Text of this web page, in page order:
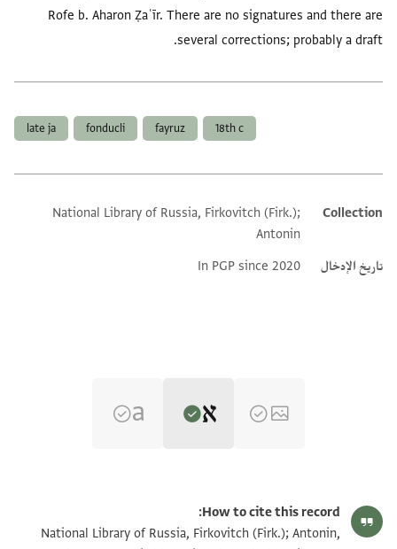
Rofe b. Aharon Ẓaʿīr. There are no signatures and there are
several corrections; probably a draft.
18th c
fayruz
fonducli
late ja
Additional metadata
Collection
National Library of Russia, Firkovitch (Firk.);
Antonin
تاريخ الإدخال
In PGP since 2020
Matthew Dudley's digital edition (2025).
למא כאן בתאריך אלאתנין נהאר אלאתנין אלמבארך תאני
How to cite this record:
National Library of Russia, Firkovitch (Firk.); Antonin,